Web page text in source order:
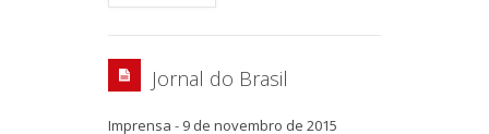
Jornal do Brasil
Imprensa - 9 de novembro de 2015